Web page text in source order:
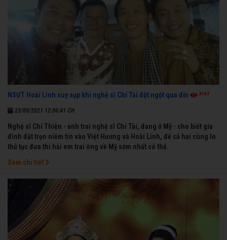
NSƯT Hoài Linh suy sụp khi nghệ sĩ Chí Tài đột ngột qua đời 3167
23/09/2021 12:00:41 CH
Nghệ sĩ Chí Thiện - anh trai nghệ sĩ Chí Tài, đang ở Mỹ - cho biết gia
đình đặt trọn niềm tin vào Việt Hương và Hoài Linh, để cả hai cùng lo
thủ tục đưa thi hài em trai ông về Mỹ sớm nhất có thể.
Xem chi tiết